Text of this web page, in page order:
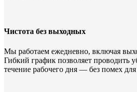
Чистота без выходных
Мы работаем ежедневно, включая
Гибкий график позволяет проводить
течение рабочего дня — без помех для